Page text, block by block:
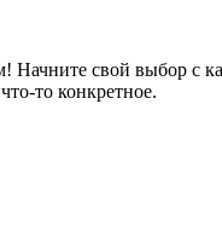
Начните свой выбор с
то конкретное.